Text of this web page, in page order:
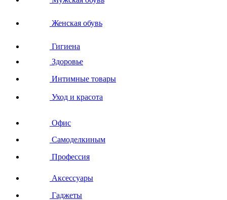
Женская обувь
Гигиена
Здоровье
Интимные товары
Уход и красота
Офис
Самоделкиным
Профессия
Аксессуары
Гаджеты